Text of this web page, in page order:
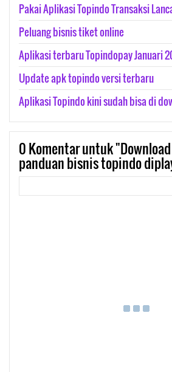
Pakai Aplikasi Topindo Transaksi
Peluang bisnis tiket online
Aplikasi terbaru Topindopay Januari
Update apk topindo versi terbaru
Aplikasi Topindo kini sudah bisa di
0Komentar untuk
panduan bisnis topindo